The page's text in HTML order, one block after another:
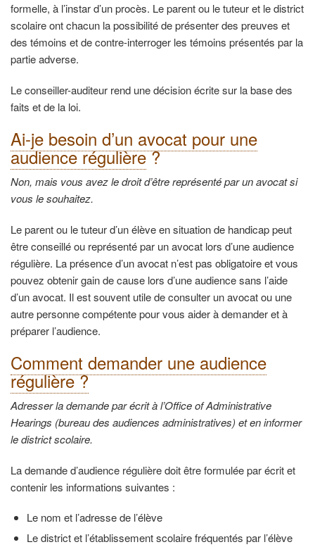
formelle, à l’instar d’un procès. Le parent ou le tuteur et le district
scolaire ont chacun la possibilité de présenter des preuves et
des témoins et de contre-interroger les témoins présentés par la
partie adverse.
Le conseiller-auditeur rend une décision écrite sur la base des
faits et de la loi.
Ai-je besoin d’un avocat pour une
audience régulière?
Non, mais vous avez le droit d’être représenté par un avocat si
vous le souhaitez.
Le parent ou le tuteur d’un élève en situation de handicap peut
être conseillé ou représenté par un avocat lors d’une audience
régulière. La présence d’un avocat n’est pas obligatoire et vous
pouvez obtenir gain de cause lors d’une audience sans l’aide
d’un avocat. Il est souvent utile de consulter un avocat ou une
autre personne compétente pour vous aider à demander et à
préparer l’audience.
Comment demander une audience
régulière ?
Adresser la demande par écrit à l’Office of Administrative
Hearings (bureau des audiences administratives) et en informer
le district scolaire.
La demande d’audience régulière doit être formulée par écrit et
contenir les informations suivantes :
Le nom et l’adresse de l’élève
Le district et l’établissement scolaire fréquentés par l’élève